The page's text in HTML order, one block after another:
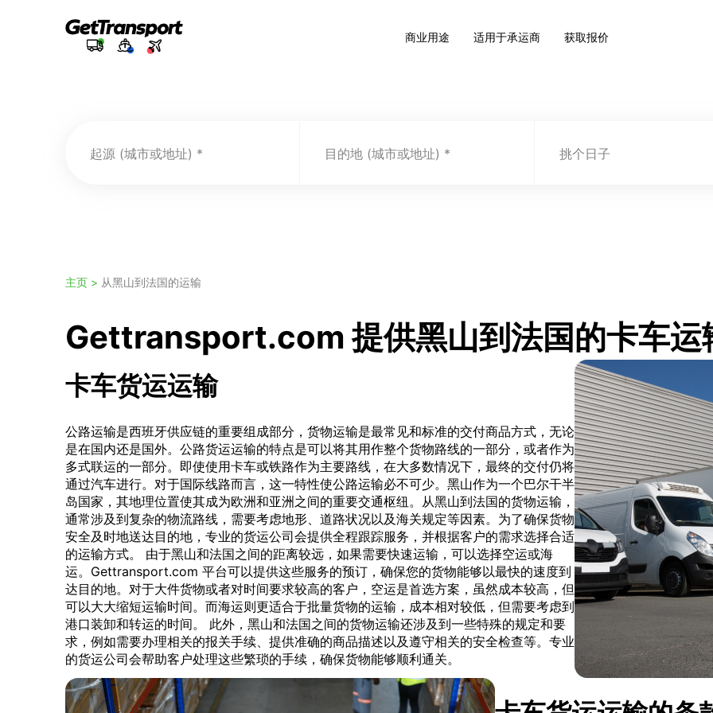
商业用途 适用于承运商 获取报价
起源 (城市或地址) 目的地 (城市或地址) 挑个日子
主页 > 从黑山到法国的运输
Gettransport.com 提供黑山到法国的卡车运
卡车货运运输
公路运输是西班牙供应链的重要组成部分，货物运输是最常见和标准的交付商品方式，无论
是在国内还是国外。公路货运运输的特点是可以将其用作整个货物路线的一部分，或者作为
多式联运的一部分。即使使用卡车或铁路作为主要路线，在大多数情况下，最终的交付仍将
通过汽车进行。对于国际线路而言，这一特性使公路运输必不可少。黑山作为一个巴尔干半
岛国家，其地理位置使其成为欧洲和亚洲之间的重要交通枢纽。从黑山到法国的货物运输，
通常涉及到复杂的物流路线，需要考虑地形、道路状况以及海关规定等因素。为了确保货物
安全及时地送达目的地，专业的货运公司会提供全程跟踪服务，并根据客户的需求选择合适
的运输方式。 由于黑山和法国之间的距离较远，如果需要快速运输，可以选择空运或海
运。Gettransport.com 平台可以提供这些服务的预订，确保您的货物能够以最快的速度到
达目的地。对于大件货物或者对时间要求较高的客户，空运是首选方案，虽然成本较高，但
可以大大缩短运输时间。而海运则更适合于批量货物的运输，成本相对较低，但需要考虑到
港口装卸和转运的时间。 此外，黑山和法国之间的货物运输还涉及到一些特殊的规定和要
求，例如需要办理相关的报关手续、提供准确的商品描述以及遵守相关的安全检查等。专业
的货运公司会帮助客户处理这些繁琐的手续，确保货物能够顺利通关。